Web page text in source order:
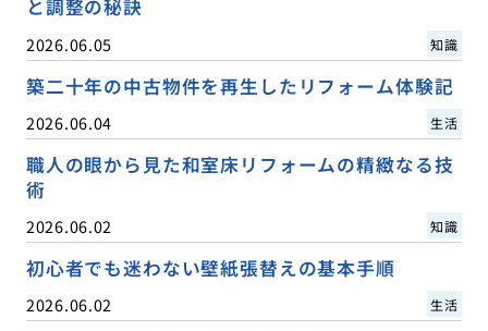
と調整の秘訣
2026.06.05 知識
築二十年の中古物件を再生したリフォーム体験記
2026.06.04 生活
職人の眼から見た和室床リフォームの精緻なる技
術
2026.06.02 知識
初心者でも迷わない壁紙張替えの基本手順
2026.06.02 生活